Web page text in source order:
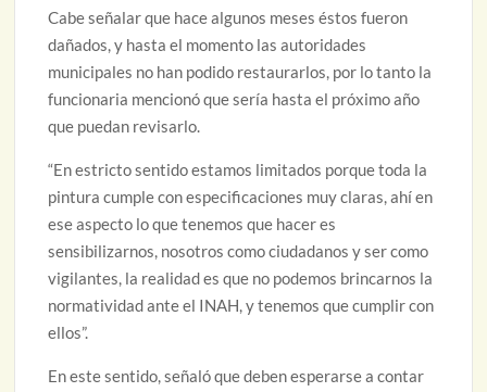
Cabe señalar que hace algunos meses éstos fueron
dañados, y hasta el momento las autoridades
municipales no han podido restaurarlos, por lo tanto la
funcionaria mencionó que sería hasta el próximo año
que puedan revisarlo.
“En estricto sentido estamos limitados porque toda la
pintura cumple con especificaciones muy claras, ahí en
ese aspecto lo que tenemos que hacer es
sensibilizarnos, nosotros como ciudadanos y ser como
vigilantes, la realidad es que no podemos brincarnos la
normatividad ante el INAH, y tenemos que cumplir con
ellos”.
En este sentido, señaló que deben esperarse a contar